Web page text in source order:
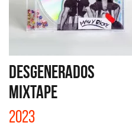
DESGENERADOS
MIXTAPE
2023